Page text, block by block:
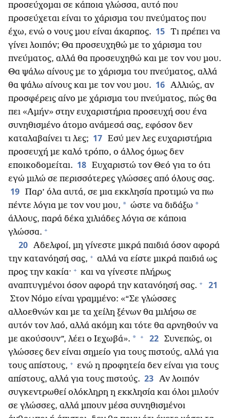
προσεύχομαι σε κάποια γλώσσα, αυτό που
προσεύχεται είναι το χάρισμα του πνεύματος που
έχω, ενώ ο νους μου είναι άκαρπος. 15 Τι πρέπει να
γίνει λοιπόν; Θα προσευχηθώ με το χάρισμα του
πνεύματος, αλλά θα προσευχηθώ και με τον νου μου.
Θα ψάλω αίνους με το χάρισμα του πνεύματος, αλλά
θα ψάλω αίνους και με τον νου μου. 16 Αλλιώς, αν
προσφέρεις αίνο με χάρισμα του πνεύματος, πώς θα
πει «Αμήν» στην ευχαριστήρια προσευχή σου ένα
συνηθισμένο άτομο ανάμεσά σας, εφόσον δεν
καταλαβαίνει τι λες; 17 Εσύ μεν λες ευχαριστήρια
προσευχή με καλό τρόπο, ο άλλος όμως δεν
εποικοδομείται. 18 Ευχαριστώ τον Θεό για το ότι
εγώ μιλώ σε περισσότερες γλώσσες από όλους σας.
19 Παρ’ όλα αυτά, σε μια εκκλησία προτιμώ να πω
πέντε λόγια με τον νου μου, * ώστε να διδάξω *
άλλους, παρά δέκα χιλιάδες λόγια σε κάποια
γλώσσα. +
20 Αδελφοί, μη γίνεστε μικρά παιδιά όσον αφορά
την κατανόησή σας, + αλλά να είστε μικρά παιδιά ως
προς την κακία· + και να γίνεστε πλήρως
αναπτυγμένοι όσον αφορά την κατανόησή σας. + 21
Στον Νόμο είναι γραμμένο: «“Σε γλώσσες
αλλοεθνών και με τα χείλη ξένων θα μιλήσω σε
αυτόν τον λαό, αλλά ακόμη και τότε θα αρνηθούν να
με ακούσουν”, λέει ο Ιεχωβά». * + 22 Συνεπώς, οι
γλώσσες δεν είναι σημείο για τους πιστούς, αλλά για
τους απίστους, + ενώ η προφητεία δεν είναι για τους
απίστους, αλλά για τους πιστούς. 23 Αν λοιπόν
συγκεντρωθεί ολόκληρη η εκκλησία και όλοι μιλούν
σε γλώσσες, αλλά μπουν μέσα συνηθισμένοι